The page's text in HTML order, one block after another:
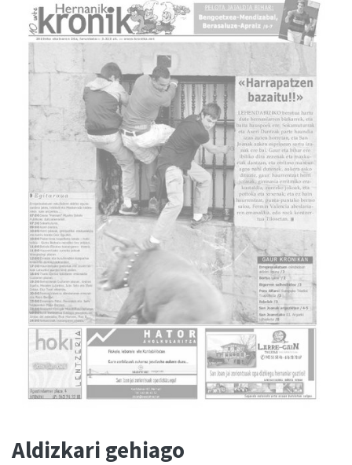
Aldizkari gehiago